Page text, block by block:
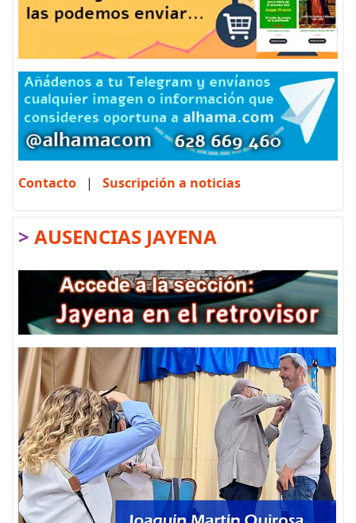
Contacto | Suscripción a noticias
> AUSENCIAS JAYENA